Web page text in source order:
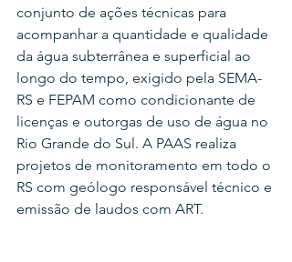
conjunto de ações técnicas para
acompanhar a quantidade e qualidade
da água subterrânea e superficial ao
longo do tempo, exigido pela SEMA-
RS e FEPAM como condicionante de
licenças e outorgas de uso de água no
Rio Grande do Sul. A PAAS realiza
projetos de monitoramento em todo o
RS com geólogo responsável técnico e
emissão de laudos com ART.